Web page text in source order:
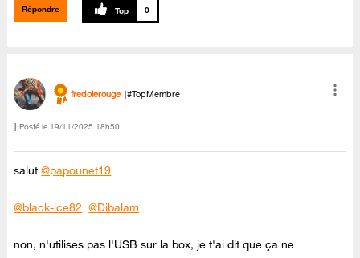
Répondre 0
fredolerouge #TopMembre
Posté le ‎19/11/2025 18h50
salut@papounet19
@black-ice82 @Dibalam
non, n'utilises pas l'USB sur la box, je t'ai dit que ça ne